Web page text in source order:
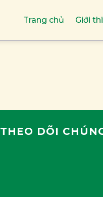
Trang chủ Giới
THEO DÕI